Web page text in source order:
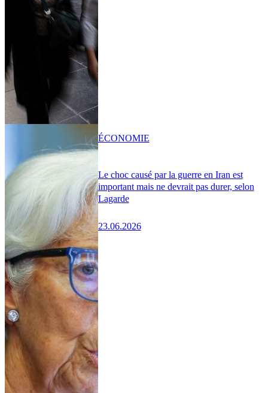
Le choc causé par la guerre en Iran est
important mais ne devrait pas durer, selon
Lagarde
23.06.2026
ÉCONOMIE